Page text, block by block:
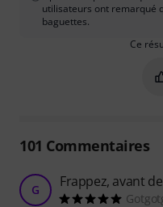
utilisateurs ont remarqué
baguettes.
Ce
101 Commentaires
G Frappez, avant